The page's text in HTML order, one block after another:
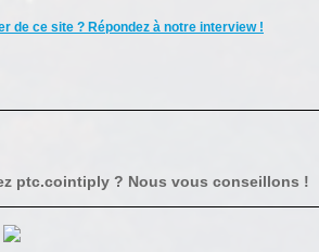
de ce site ? Répondez à notre interview !
ptc.cointiply ? Nous vous conseillons !